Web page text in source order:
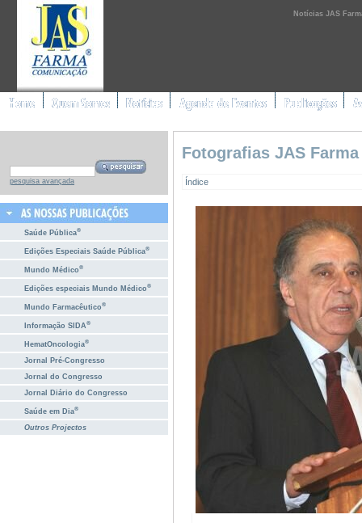
Notícias JAS
pesquisa avançada
Saúde Pública®
Edições Especiais Saúde Pública®
Mundo Médico®
Edições especiais Mundo Médico®
Mundo Farmacêutico®
Informação SIDA®
HematOncologia®
Jornal Pré-Congresso
Jornal do Congresso
Jornal Diário do Congresso
Saúde em Dia®
Outros Projectos
Fotografias JAS
Índice